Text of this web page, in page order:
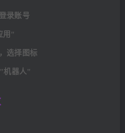
录账号
用"
选择图标
机器人"